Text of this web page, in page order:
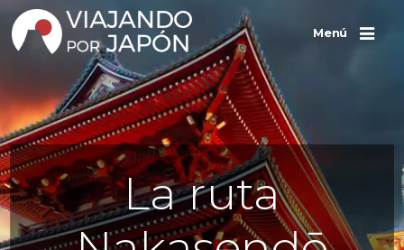
contenido
Menú
La ruta